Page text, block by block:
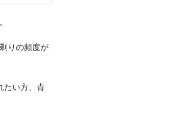
りの頻度が
たい方、青